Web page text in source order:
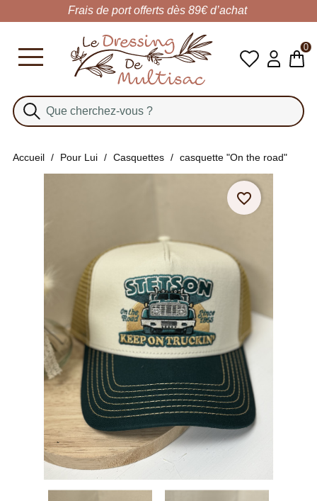
0
Frais de port offerts dès 89€ d’achat
Accueil Pour Lui Casquettes casquette "On the road"
favorite_border